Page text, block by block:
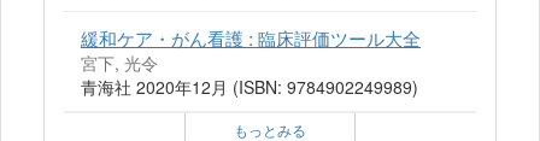
緩和ケア・がん看護 : 臨床評価ツール大全
宮下, 光令
青海社 2020年12月 (ISBN: 9784902249989)
もっとみる